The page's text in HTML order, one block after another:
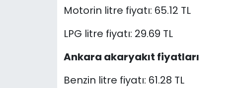
Motorin litre fiyatı: 65.12 TL
LPG litre fiyatı: 29.69 TL
Ankara akaryakıt fiyatları
Benzin litre fiyatı: 61.28 TL